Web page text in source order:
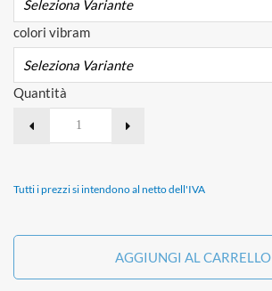
colori vibram
Quantità
Tutti i prezzi si intendono al netto dell'IVA
AGGIUNGI AL CARRELLO